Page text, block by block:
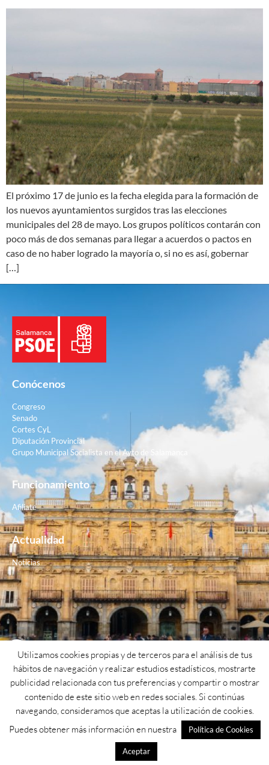
El próximo 17 de junio es la fecha elegida para la formación de
los nuevos ayuntamientos surgidos tras las elecciones
municipales del 28 de mayo. Los grupos políticos contarán con
poco más de dos semanas para llegar a acuerdos o pactos en
caso de no haber logrado la mayoría o, si no es así, gobernar
[…]
Conócenos
Congreso
Senado
Cortes CyL
Diputación Provincial
Grupo Municipal Socialista en el Ayto de Salamanca
Funcionamiento
Afiliate
Actualidad
Noticias
Contacto
Teléfono: 923 26 62 25
Email: psoe@psoesalamanca.org
Utilizamos cookies propias y de terceros para el análisis de tus
hábitos de navegación y realizar estudios estadísticos, mostrarte
publicidad relacionada con tus preferencias y compartir o mostrar
contenido de este sitio web en redes sociales. Si continúas
navegando, consideramos que aceptas la utilización de cookies.
Puedes obtener más información en nuestra
Política de Cookies
Aceptar